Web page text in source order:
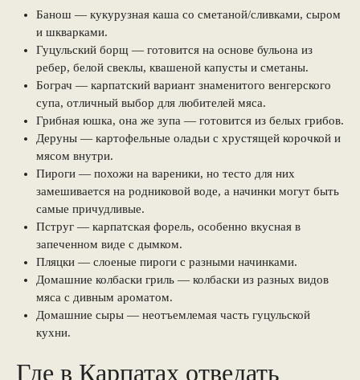
Банош — кукурузная каша со сметаной/сливками, сыром
и шкварками.
Гуцульский борщ — готовится на основе бульона из
ребер, белой свеклы, квашеной капусты и сметаны.
Бограч — карпатский вариант знаменитого венгерского
супа, отличный выбор для любителей мяса.
Грибная юшка, она же зупа — готовится из белых грибов.
Деруны — картофельные оладьи с хрустящей корочкой и
мясом внутри.
Пироги — похожи на вареники, но тесто для них
замешивается на родниковой воде, а начинки могут быть
самые причудливые.
Пструг — карпатская форель, особенно вкусная в
запеченном виде с дымком.
Пляцки — слоеные пироги с разными начинками.
Домашние колбаски гриль — колбаски из разных видов
мяса с дивным ароматом.
Домашние сыры — неотъемлемая часть гуцульской
кухни.
Где в Карпатах отведать